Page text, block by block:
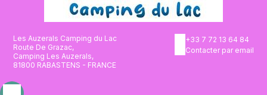
Les Auzerals Camping du Lac
Route De Grazac,
Camping Les Auzerals,
81800 RABASTENS - FRANCE
+33 7 72 13 64 84
Contacter par email